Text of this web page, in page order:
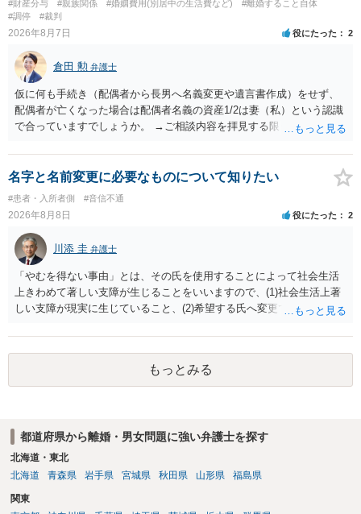
来るかと思うのですが違うのでしょうか？との点はそのとおりかと思
います。養育費は事情の変更があった場合に変更するので毎年見直す
#財産分与 #親族関係 #婚姻費用(別居中の生活費など)
#離婚すること自体
#調停
#裁判
2026年8月7日 役にたった 2
倉田 勲 弁護士
仮に何も手続き（配偶者から長男へ名義変更や遺言書作成）をせず、
配偶者が亡くなった場合は配偶者名義の資産1/2は妻（私）という認識
で合っていますでしょうか。 →ご相談内容を拝見する限りでは、その
完全に所有する場合は、他の相続人に対して自宅の評価額の１/２の代
償金の支払いが必要になります。
名字と名前変更に必要なものについて知りたい
#患者・入所者側 #音信不通
2026年8月8日 役にたった 2
川添 圭 弁護士
「やむを得ない事由」とは、その氏を使用することによって社会生活
上きわめて著しい支障が生じることをいいますので、(1)社会生活上著
しい支障が現実に生じていること、(2)希望する氏へ変更できればその
できるかどうかがポイントです。 記録中に現れた一切の事情が判断対
象ですので、上記(1)と(2)を説明できる資料は全て（ただし理路整然
に）提出することが必要になります。「フラッシュバック」とのこと
なので、例えば、医学上確立されているPTSDの診断基準に合致した説
護士へ依頼しても苦労することが強く予想されるところです。、もし
本人申立てをお考えであれば、医学知識はもちろん法律知識も要求さ
れますので、性急な申立てをせず、知識と資料をしっかりと揃えて、
もっとみる
都道府県から離婚・男女問題に強い弁護士を探す
北海道・東北
北海道
青森県 岩手県 宮城県 秋田県 山形県 福島県
関東